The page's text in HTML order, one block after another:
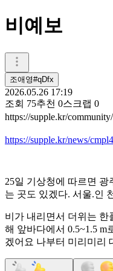
비예보
조애영#qDfx
2026.05.26 17:19
조회 75추천 0스크랩 0
https://supple.kr/
https://supple.kr/news/
25일 기상청에 따르면 광
는 곳도 있겠다. 서울.인
비가 내리면서 더위는 한
해 앞바다에서 0.5~1.5
겠어요 나부터 미리미리